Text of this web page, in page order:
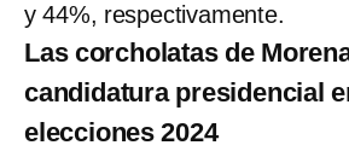
y 44%, respectivamente.
Las corcholatas de
candidatura presidencial
elecciones 2024